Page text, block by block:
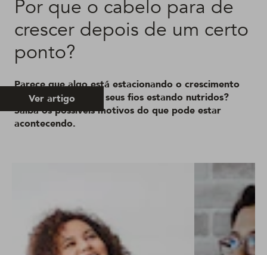
Por que o cabelo para de
crescer depois de um certo
ponto?
Parece que algo está estacionando o crescimento
dos cabelos mesmo seus fios estando nutridos?
Saiba os possíveis motivos do que pode estar
acontecendo.
Ver artigo